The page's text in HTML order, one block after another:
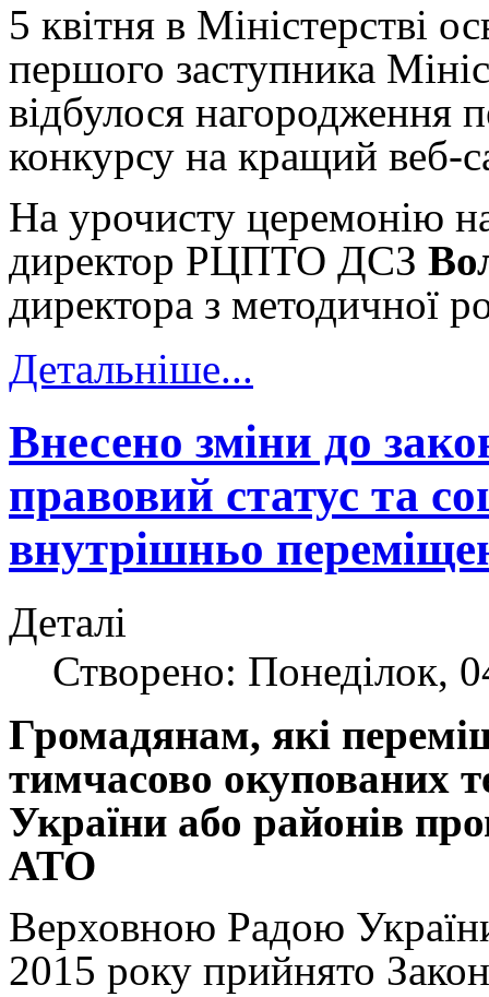
5 квітня в Міністерстві
першого заступника
відбулося нагородження
конкурсу на кращий веб-
На урочисту церемонію
директор РЦПТО ДСЗ
директора з методичної
Детальніше...
Внесено зміни до
правовий статус та
внутрішньо
Деталі
Створено: Понеділок,
Громадянам, які
тимчасово окупованих
України або районів
АТО
Верховною Радою
2015 року прийнято